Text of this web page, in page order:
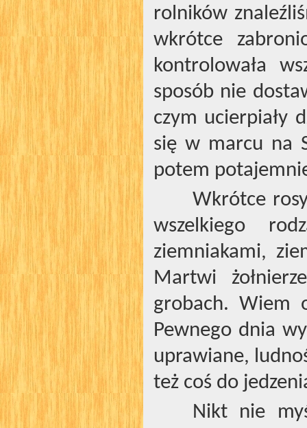
rolników
wkrótce
kontrolowała
sposób nie
czym ucierpiały
się w marcu na
potem
Wkrótce
wszelkiego
ziemniakami,
Martwi
grobach. Wiem
Pewnego dnia
uprawiane,
też coś do
Nikt nie